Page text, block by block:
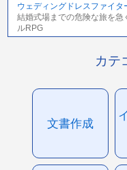
ウェディングドレスファイタ
結婚式場までの危険な旅を急
ルRPG
カテ
文書作成